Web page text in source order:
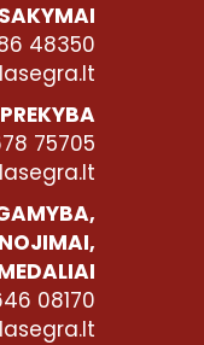
48350
75705
08170